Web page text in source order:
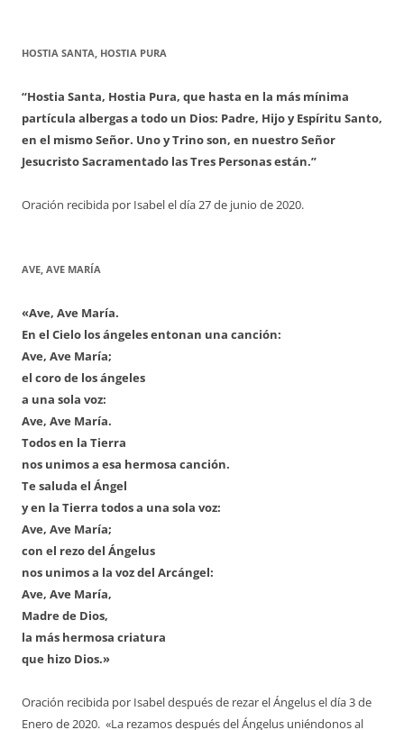
HOSTIA SANTA, HOSTIA PURA
“Hostia Santa, Hostia Pura, que hasta en la más mínima
partícula albergas a todo un Dios: Padre, Hijo y Espíritu Santo,
en el mismo Señor. Uno y Trino son, en nuestro Señor
Jesucristo Sacramentado las Tres Personas están.”
Oración recibida por Isabel el día 27 de junio de 2020.
AVE, AVE MARÍA
«Ave, Ave María.
En el Cielo los ángeles entonan una canción:
Ave, Ave María;
el coro de los ángeles
a una sola voz:
Ave, Ave María.
Todos en la Tierra
nos unimos a esa hermosa canción.
Te saluda el Ángel
y en la Tierra todos a una sola voz:
Ave, Ave María;
con el rezo del Ángelus
nos unimos a la voz del Arcángel:
Ave, Ave María,
Madre de Dios,
la más hermosa criatura
que hizo Dios.»
Oración recibida por Isabel después de rezar el Ángelus el día 3 de
Enero de 2020. «La rezamos después del Ángelus uniéndonos al